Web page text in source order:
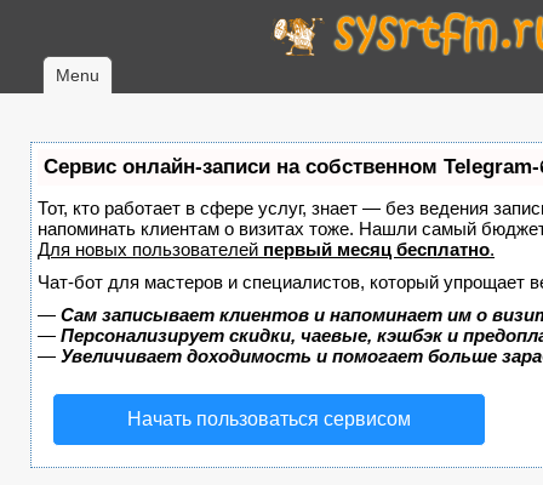
Menu
Сервис онлайн-записи на собственном Telegram-
Тот, кто работает в сфере услуг, знает — без ведения
напоминать клиентам о визитах тоже. Нашли самый
Для новых пользователей первый месяц бесплатно.
Чат-бот для мастеров и специалистов, который упрощает
— Сам записывает клиентов и напоминает им о
— Персонализирует скидки, чаевые, кэшбэк и
— Увеличивает доходимость и помогает больше
Начать пользоваться сервисом